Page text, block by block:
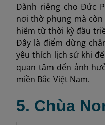
Dành riêng cho Đức
nơi thờ phụng mà
hiếm từ thời kỳ đầu
Đây là điểm dừng
yêu thích lịch sử khi
quan tâm đến ảnh
miền Bắc Việt Nam.
5. Chùa